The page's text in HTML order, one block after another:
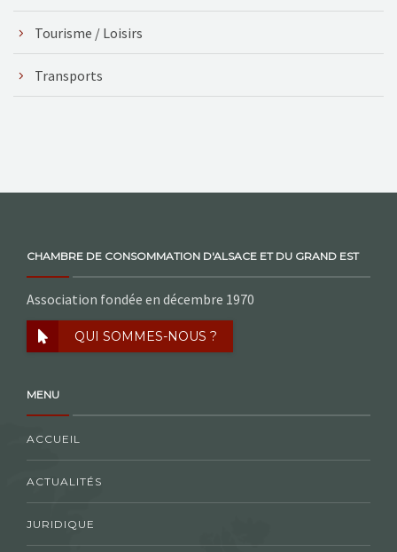
Tourisme / Loisirs
Transports
CHAMBRE DE CONSOMMATION D'ALSACE ET DU GRAND EST
Association fondée en décembre 1970
QUI SOMMES-NOUS ?
MENU
ACCUEIL
ACTUALITÉS
JURIDIQUE